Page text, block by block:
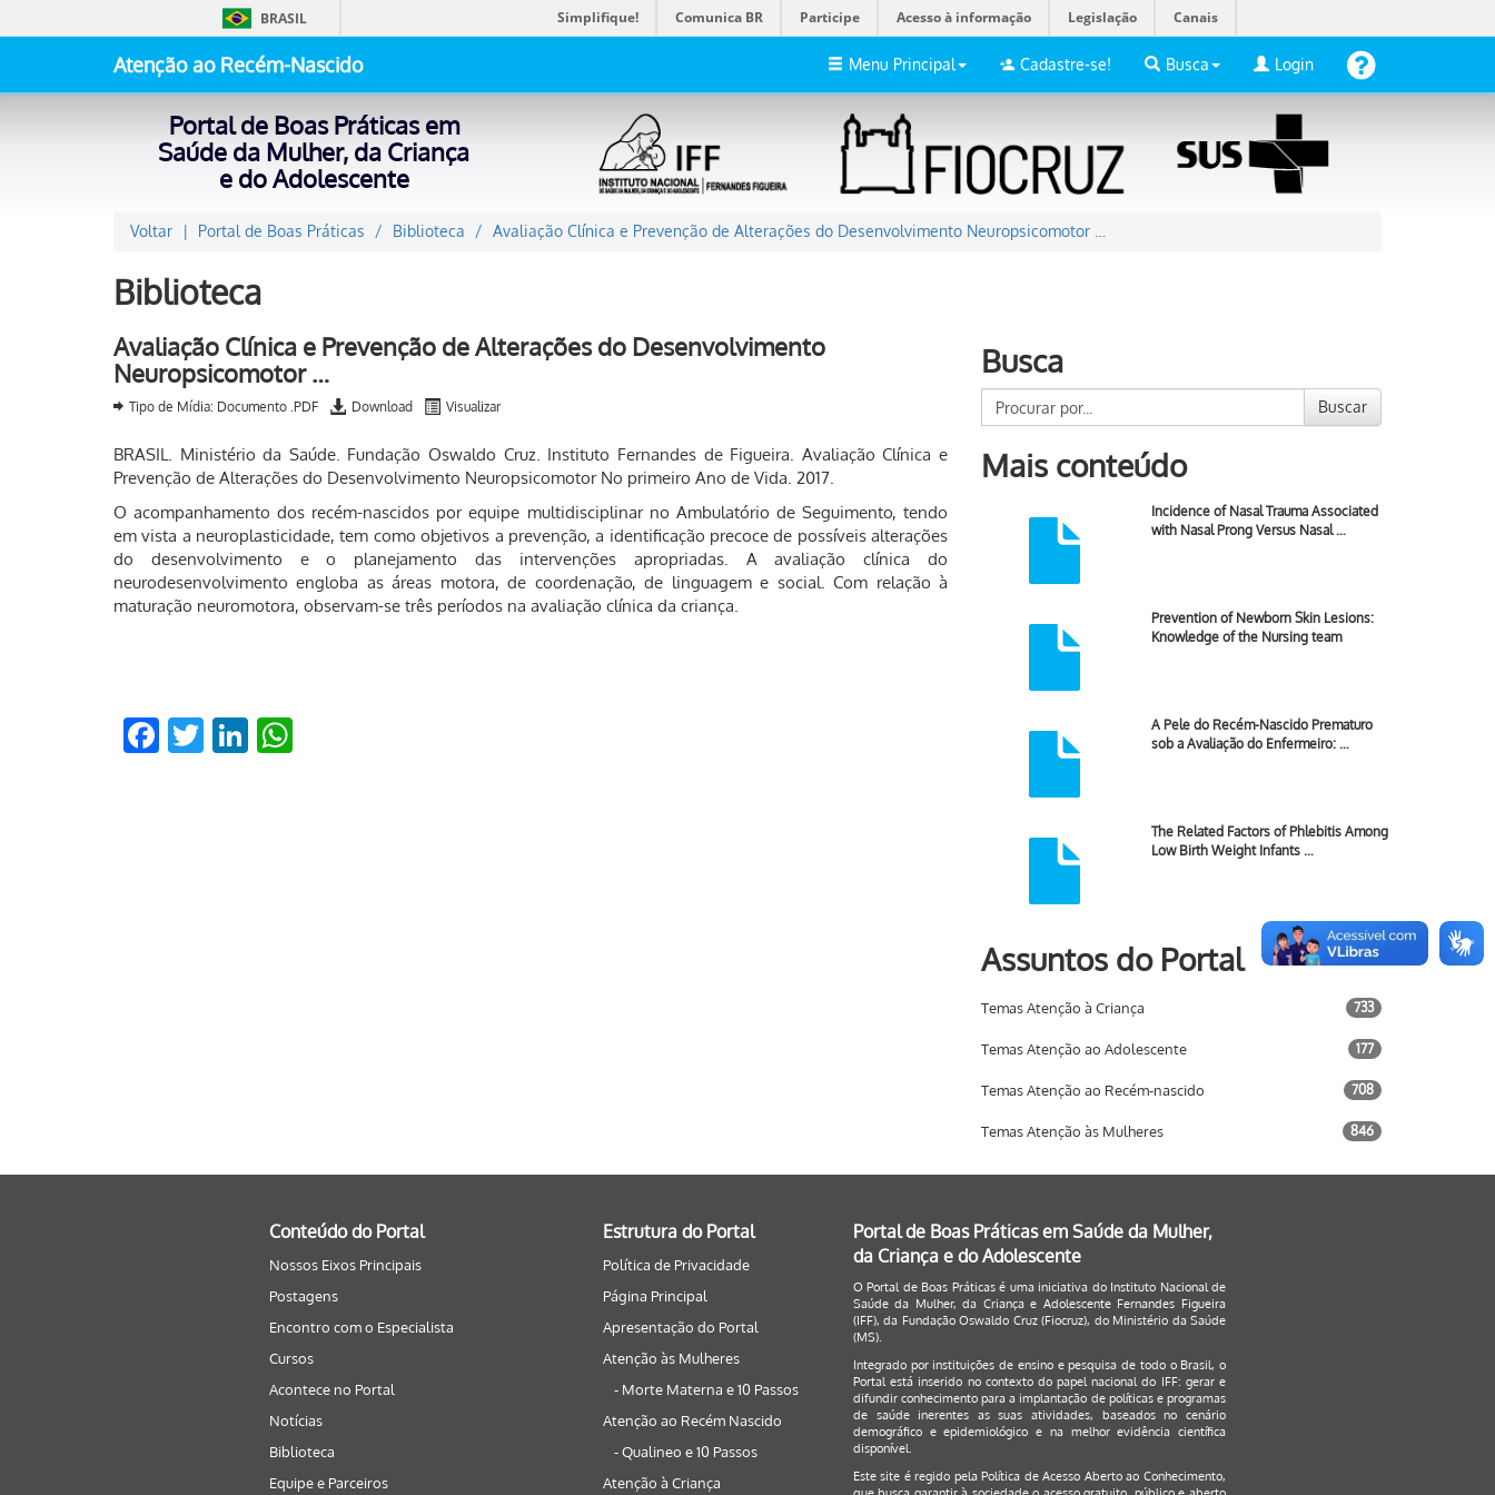
BRASIL Simplifique! Comunica BR Participe Acesso à informação Legislação Canais
Atenção ao Recém-Nascido Menu Principal Cadastre-se! Busca Login
Portal de Boas Práticas em
Saúde da Mulher, da Criança
e do Adolescente
Voltar Portal de Boas Práticas Biblioteca Avaliação Clínica e Prevenção de Alterações do Desenvolvimento Neuropsicomotor …
Biblioteca
Avaliação Clínica e Prevenção de Alterações do Desenvolvimento
Neuropsicomotor …
Tipo de Mídia: Documento .PDF Download Visualizar
BRASIL. Ministério da Saúde. Fundação Oswaldo Cruz. Instituto Fernandes de Figueira. Avaliação Clínica e
Prevenção de Alterações do Desenvolvimento Neuropsicomotor No primeiro Ano de Vida. 2017.
O acompanhamento dos recém-nascidos por equipe multidisciplinar no Ambulatório de Seguimento, tendo
em vista a neuroplasticidade, tem como objetivos a prevenção, a identificação precoce de possíveis alterações
do desenvolvimento e o planejamento das intervenções apropriadas. A avaliação clínica do
neurodesenvolvimento engloba as áreas motora, de coordenação, de linguagem e social. Com relação à
maturação neuromotora, observam-se três períodos na avaliação clínica da criança.
Facebook
TwitterLinkedIn
Busca
Buscar
Mais conteúdo
Incidence of Nasal Trauma Associated
with Nasal Prong Versus Nasal …
Prevention of Newborn Skin Lesions:
Knowledge of the Nursing team
A Pele do Recém-Nascido Prematuro
sob a Avaliação do Enfermeiro: …
The Related Factors of Phlebitis Among
Low Birth Weight Infants …
Assuntos do Portal
Temas Atenção à Criança 733
Temas Atenção ao Adolescente 177
Temas Atenção ao Recém-nascido 708
Temas Atenção às Mulheres 846
Conteúdo do Portal
Nossos Eixos Principais
Postagens
Encontro com o Especialista
Cursos
Acontece no Portal
Notícias
Biblioteca
Equipe e Parceiros
Estrutura do Portal
Política de Privacidade
Página Principal
Apresentação do Portal
Atenção às Mulheres
- Morte Materna e 10 Passos
Atenção ao Recém Nascido
- Qualineo e 10 Passos
Atenção à Criança
Portal de Boas Práticas em Saúde da Mulher,
da Criança e do Adolescente
O Portal de Boas Práticas é uma iniciativa do Instituto Nacional de
Saúde da Mulher, da Criança e Adolescente Fernandes Figueira
(IFF), da Fundação Oswaldo Cruz (Fiocruz), do Ministério da Saúde
(MS).
Integrado por instituições de ensino e pesquisa de todo o Brasil, o
Portal está inserido no contexto do papel nacional do IFF: gerar e
difundir conhecimento para a implantação de políticas e programas
de saúde inerentes as suas atividades, baseados no cenário
demográfico e epidemiológico e na melhor evidência científica
disponível.
Este site é regido pelaPolítica de Acesso Aberto ao Conhecimento,